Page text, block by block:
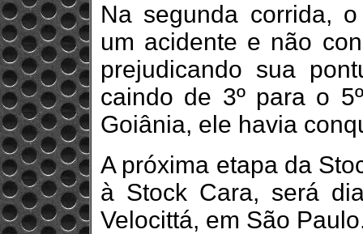
Na segunda corrida,
um acidente e não
prejudicando sua
caindo de 3º para o
Goiânia, ele havia
A próxima etapa da
à Stock Cara, será
Velocittá, em São